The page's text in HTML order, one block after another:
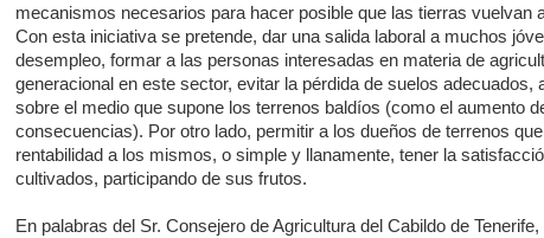
mecanismos necesarios para hacer posible que las tierras vuelvan
Con esta iniciativa se pretende, dar una salida laboral a muchos
desempleo, formar a las personas interesadas en materia de
generacional en este sector, evitar la pérdida de suelos
sobre el medio que supone los terrenos baldíos (como el aumento
consecuencias). Por otro lado, permitir a los dueños de terrenos
rentabilidad a los mismos, o simple y llanamente, tener la
cultivados, participando de sus frutos.
En palabras del Sr. Consejero de Agricultura del Cabildo de